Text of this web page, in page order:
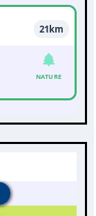
21km
NATURE